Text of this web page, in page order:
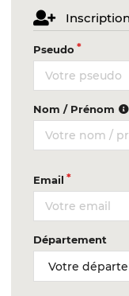
Pseudo
Nom / Prénom
Email
Département